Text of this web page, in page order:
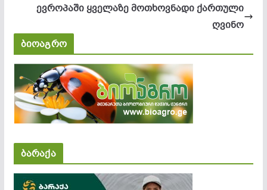
ევროპაში ყველაზე მოთხოვნადი ქართული
ღვინო
ბიოაგრო
ბარაქა